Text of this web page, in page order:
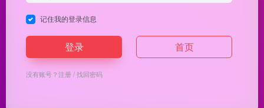
记住我的登录信息
登录 首页
没有账号？注册/找回密码